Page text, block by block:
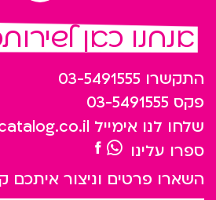
אנחנו כאן
התקשרו 03-5491555
פקס 03-5491555
שלחו לנו אימייל
ספרו עלינו
השארו פרטים וניצור